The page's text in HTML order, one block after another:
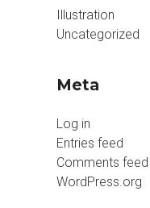
Illustration
Uncategorized
Meta
Log in
Entries feed
Comments feed
WordPress.org